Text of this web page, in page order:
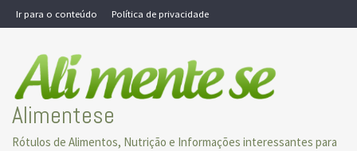
Skip
to
Ir para o conteúdo Política de privacidade
Alimentese
Rótulos de Alimentos, Nutrição e Informações interessantes para